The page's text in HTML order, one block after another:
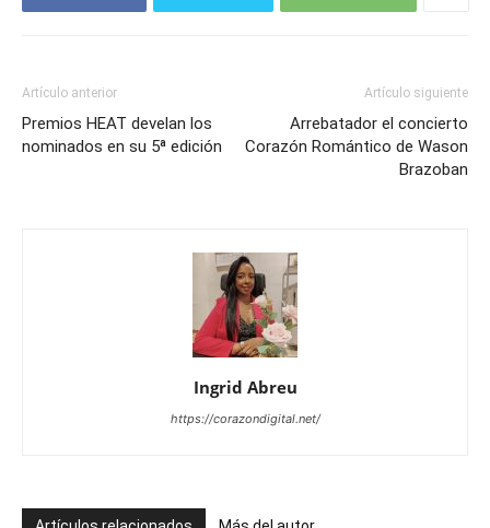
Artículo anterior
Premios HEAT develan los
nominados en su 5ª edición
Artículo siguiente
Arrebatador el concierto
Corazón Romántico de Wason
Brazoban
Ingrid Abreu
https://corazondigital.net/